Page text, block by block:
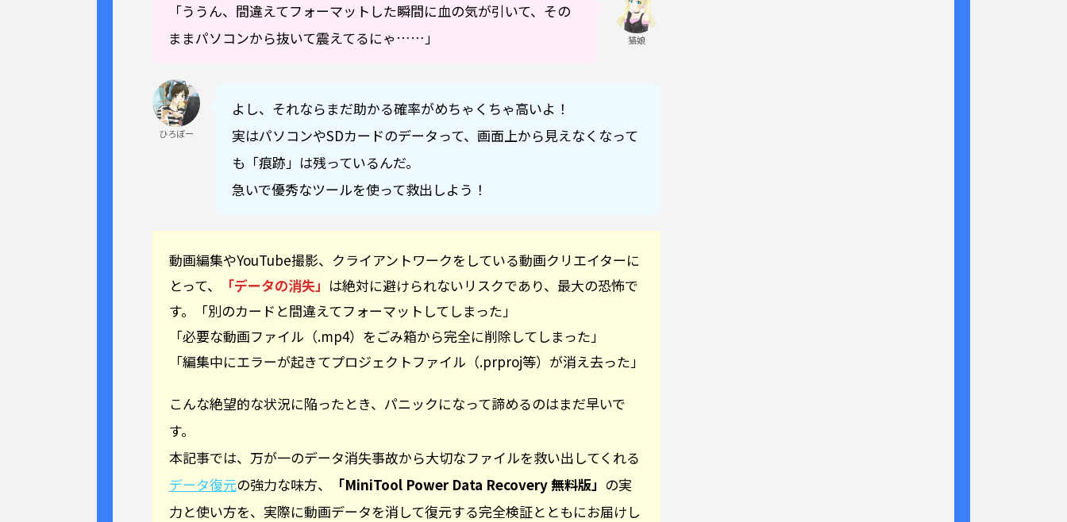
「ううん、間違えてフォーマットした瞬間に血の気が引いて、その
ままパソコンから抜いて震えてるにゃ……」
猫娘
ひろぼー
よし、それならまだ助かる確率がめちゃくちゃ高いよ！
実はパソコンやSDカードのデータって、画面上から見えなくなって
も「痕跡」は残っているんだ。
急いで優秀なツールを使って救出しよう！
動画編集やYouTube撮影、クライアントワークをしている動画クリエイターに
とって、
「データの消失」 は絶対に避けられないリスクであり、最大の恐怖で
す。「別のカードと間違えてフォーマットしてしまった」
「必要な動画ファイル（.mp4）をごみ箱から完全に削除してしまった」
「編集中にエラーが起きてプロジェクトファイル（.prproj等）が消え去った」
こんな絶望的な状況に陥ったとき、パニックになって諦めるのはまだ早いで
す。
本記事では、万が一のデータ消失事故から大切なファイルを救い出してくれる
データ復元の強力な味方、 「MiniTool Power Data Recovery 無料版」 の実
力と使い方を、実際に動画データを消して復元する完全検証とともにお届けし